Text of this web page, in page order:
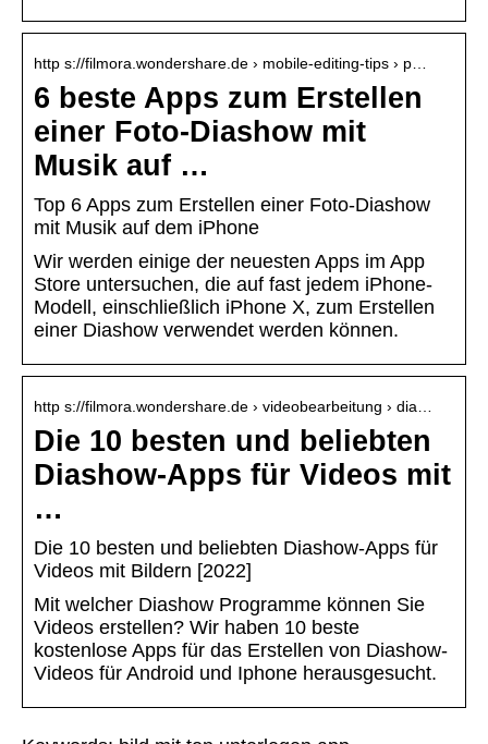
http s://filmora.wondershare.de › mobile-editing-tips › p…
6 beste Apps zum Erstellen
einer Foto-Diashow mit
Musik auf …
Top 6 Apps zum Erstellen einer Foto-Diashow
mit Musik auf dem iPhone
Wir werden einige der neuesten Apps im App
Store untersuchen, die auf fast jedem iPhone-
Modell, einschließlich iPhone X, zum Erstellen
einer Diashow verwendet werden können.
http s://filmora.wondershare.de › videobearbeitung › dia…
Die 10 besten und beliebten
Diashow-Apps für Videos mit
…
Die 10 besten und beliebten Diashow-Apps für
Videos mit Bildern [2022]
Mit welcher Diashow Programme können Sie
Videos erstellen? Wir haben 10 beste
kostenlose Apps für das Erstellen von Diashow-
Videos für Android und Iphone herausgesucht.